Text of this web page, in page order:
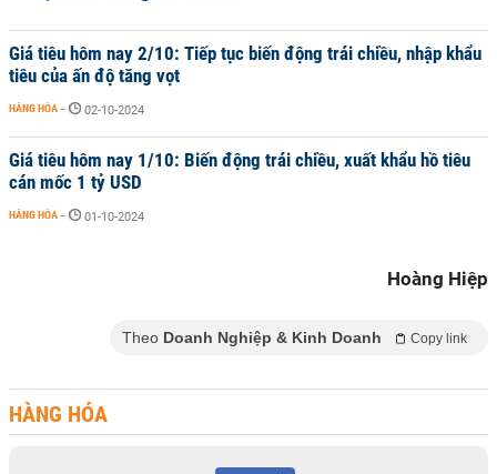
Giá tiêu hôm nay 2/10: Tiếp tục biến động trái chiều, nhập khẩu
tiêu của ấn độ tăng vọt
HÀNG HÓA - 02-10-2024
Giá tiêu hôm nay 1/10: Biến động trái chiều, xuất khẩu hồ tiêu
cán mốc 1 tỷ USD
HÀNG HÓA - 01-10-2024
Hoàng Hiệp
Theo Doanh Nghiệp & Kinh Doanh Copy link
HÀNG HÓA